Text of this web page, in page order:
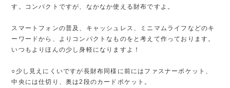
す。コンパクトですが、なかなか使える財布ですよ。
スマートフォンの普及、キャッシュレス、ミニマムライフなどのキ
ーワードから、よりコンパクトなものをと考えて作っております。
いつもよりほんの少し身軽になりますよ！
○少し見えにくいですが長財布同様に前にはファスナーポケット、
中央には仕切り、奥は2段のカードポケット。